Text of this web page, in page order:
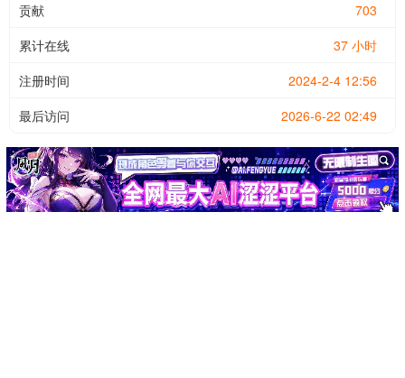
703
贡献
37 小时
累计在线
2024-2-4 12:56
注册时间
2026-6-22 02:49
最后访问